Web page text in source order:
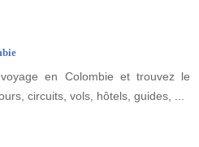
en Colombie et trouvez le
circuits, vols, hôtels, guides, ...